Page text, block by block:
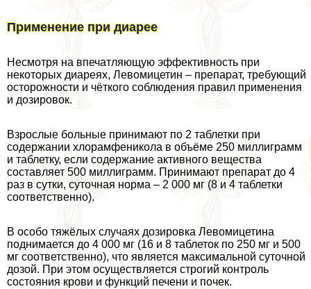
Применение при диарее
Несмотря на впечатляющую эффективность при
некоторых диареях, Левомицетин – препарат, требующий
осторожности и чёткого соблюдения правил применения
и дозировок.
Взрослые больные принимают по 2 таблетки при
содержании хлорамфеникола в объёме 250 миллиграмм
и таблетку, если содержание активного вещества
составляет 500 миллиграмм. Принимают препарат до 4
раз в сутки, суточная норма – 2 000 мг (8 и 4 таблетки
соответственно).
В особо тяжёлых случаях дозировка Левомицетина
поднимается до 4 000 мг (16 и 8 таблеток по 250 мг и 500
мг соответственно), что является максимальной суточной
дозой. При этом осуществляется строгий контроль
состояния крови и функций печени и почек.